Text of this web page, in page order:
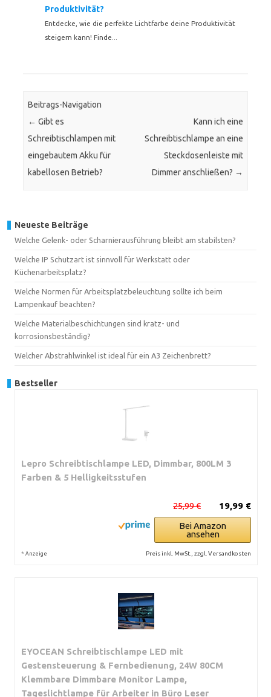
Produktivität?
Entdecke, wie die perfekte Lichtfarbe deine Produktivität
steigern kann! Finde...
Beitrags-Navigation
← Gibt es
Schreibtischlampen mit
eingebautem Akku für
kabellosen Betrieb?
Kann ich eine
Schreibtischlampe an eine
Steckdosenleiste mit
Dimmer anschließen? →
Neueste Beiträge
Welche Gelenk- oder Scharnierausführung bleibt am stabilsten?
Welche IP Schutzart ist sinnvoll für Werkstatt oder
Küchenarbeitsplatz?
Welche Normen für Arbeitsplatzbeleuchtung sollte ich beim
Lampenkauf beachten?
Welche Materialbeschichtungen sind kratz- und
korrosionsbeständig?
Welcher Abstrahlwinkel ist ideal für ein A3 Zeichenbrett?
Bestseller
Lepro Schreibtischlampe LED, Dimmbar, 800LM 3
Farben & 5 Helligkeitsstufen
19,99 €
25,99 €
Bei Amazon
ansehen
* Anzeige Preis inkl. MwSt., zzgl. Versandkosten
EYOCEAN Schreibtischlampe LED mit
Gestensteuerung & Fernbedienung, 24W 80CM
Klemmbare Dimmbare Monitor Lampe,
Tageslichtlampe für Arbeiter in Büro Leser